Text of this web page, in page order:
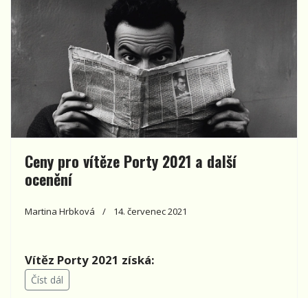
Ceny pro vítěze Porty 2021 a další
ocenění
Martina Hrbková 14. červenec 2021
Vítěz Porty 2021 získá:
Číst dál